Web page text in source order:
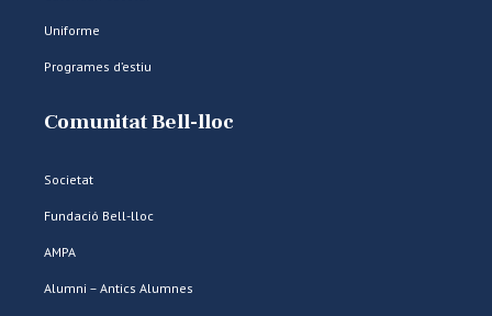
Uniforme
Programes d’estiu
Comunitat Bell-lloc
Societat
Fundació Bell-lloc
AMPA
Alumni – Antics Alumnes